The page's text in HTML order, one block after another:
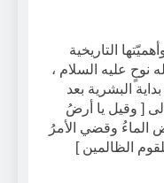
التاريخية
نوحٍ عليه السلام ،
البشرية بعد
[ وقيل يا أرضُ
الماءُ وقضي الأمرُ
الظالمين ]